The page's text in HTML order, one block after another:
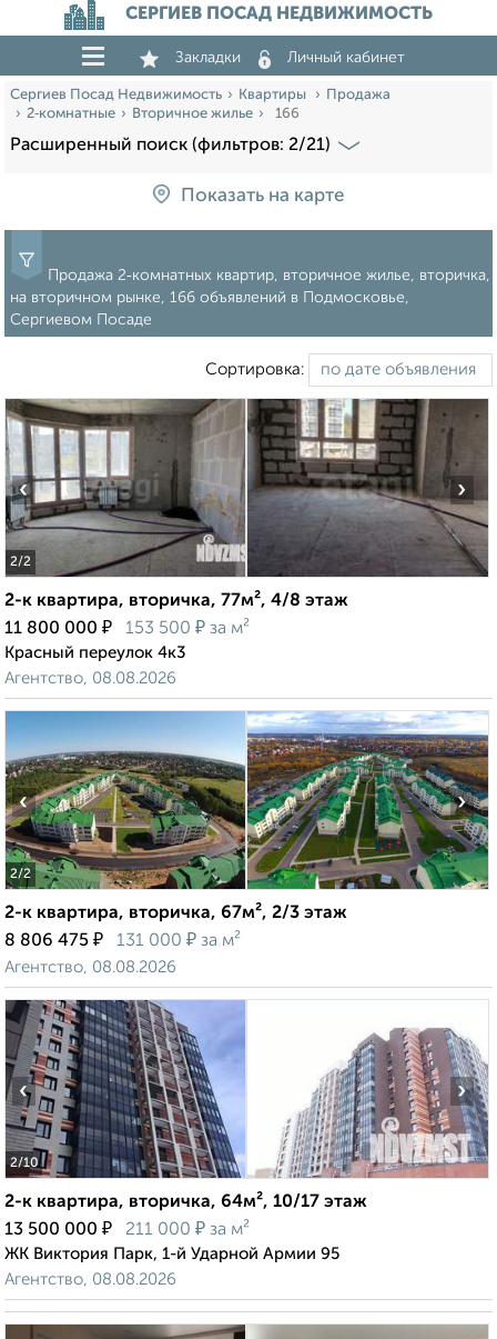
СЕРГИЕВ ПОСАД НЕДВИЖИМОСТЬ
Закладки Личный кабинет
Сергиев Посад Недвижимость Квартиры
Продажа
2‑комнатные
Вторичное жилье 166
Расширенный поиск (фильтров: 2/21)
Показать на карте
Продажа 2‑комнатных квартир, вторичное жилье, вторичка,
на вторичном рынке, 166 объявлений в Подмосковье,
Сергиевом Посаде
Сортировка:
2/2
‹ ›
2-к квартира, вторичка, 77м², 4/8 этаж
11 800 000 ₽ 153 500 ₽ за м²
Красный переулок 4к3
Агентство, 08.08.2026
2/2
‹ ›
2-к квартира, вторичка, 67м², 2/3 этаж
8 806 475 ₽ 131 000 ₽ за м²
Агентство, 08.08.2026
2/10
‹ ›
2-к квартира, вторичка, 64м², 10/17 этаж
13 500 000 ₽ 211 000 ₽ за м²
ЖК Виктория Парк, 1-й Ударной Армии 95
Агентство, 08.08.2026